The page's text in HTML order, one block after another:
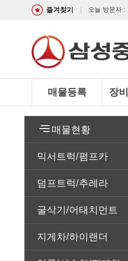
즐겨찾기 오늘 방문자 :
매물등록 장
매물현황
믹서트럭/펌프카
덤프트럭/추레라
굴삭기/어태치먼트
지게차/하이랜더